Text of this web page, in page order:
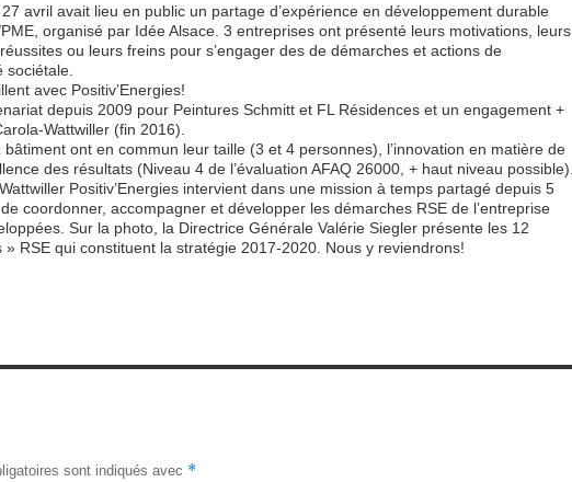
avril avait lieu en public un partage d’expérience en développement durable
organisé par Idée Alsace. 3 entreprises ont présenté leurs motivations, leurs
ou leurs freins pour s’engager des de démarches et actions de
sociétale.
avec Positiv’Energies!
depuis 2009 pour Peintures Schmitt et FL Résidences et un engagement +
Wattwiller (fin 2016).
bâtiment ont en commun leur taille (3 et 4 personnes), l’innovation en matière de
des résultats (Niveau 4 de l’évaluation AFAQ 26000, + haut niveau possible).
Positiv’Energies intervient dans une mission à temps partagé depuis 5
de coordonner, accompagner et développer les démarches RSE de l’entreprise
Sur la photo, la Directrice Générale Valérie Siegler présente les 12
» RSE qui constituent la stratégie 2017-2020. Nous y reviendrons!
sont indiqués avec *